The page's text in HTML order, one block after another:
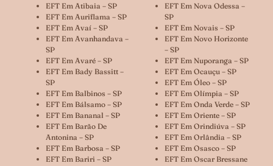
EFT Em Atibaia – SP
EFT Em Auriflama – SP
EFT Em Avaí – SP
EFT Em Avanhandava –
SP
EFT Em Avaré – SP
EFT Em Bady Bassitt –
SP
EFT Em Balbinos – SP
EFT Em Bálsamo – SP
EFT Em Bananal – SP
EFT Em Barão De
Antonina – SP
EFT Em Barbosa – SP
EFT Em Bariri – SP
EFT Em Nova Odessa –
SP
EFT Em Novais – SP
EFT Em Novo Horizonte
– SP
EFT Em Nuporanga – SP
EFT Em Ocauçu – SP
EFT Em Óleo – SP
EFT Em Olímpia – SP
EFT Em Onda Verde – SP
EFT Em Oriente – SP
EFT Em Orindiúva – SP
EFT Em Orlândia – SP
EFT Em Osasco – SP
EFT Em Oscar Bressane